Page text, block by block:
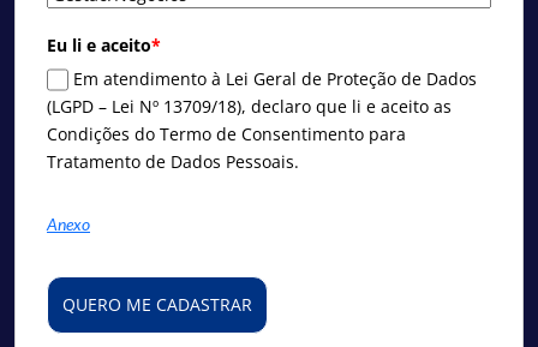
Eu li e aceito*
Em atendimento à Lei Geral de Proteção de Dados
(LGPD – Lei Nº 13709/18), declaro que li e aceito as
Condições do Termo de Consentimento para
Tratamento de Dados Pessoais.
Anexo
QUERO ME CADASTRAR